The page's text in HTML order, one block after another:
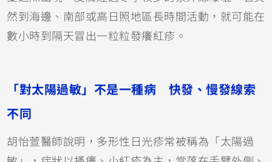
然到海邊、南部或高日照地區長時間活動，就可能在
數小時到隔天冒出一粒粒發癢紅疹。
「對太陽過敏」不是一種病 快發、慢發線索
不同
胡怡萱醫師說明，多形性日光疹常被稱為「太陽過